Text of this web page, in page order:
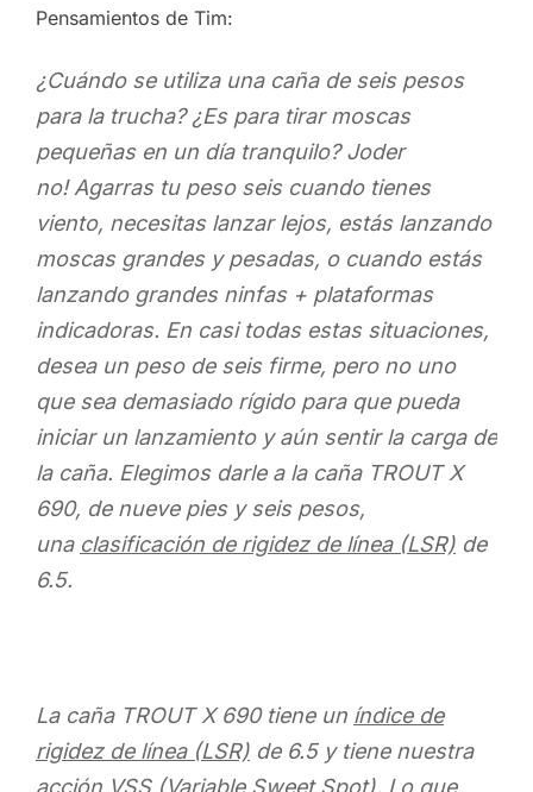
Pensamientos de Tim:
¿Cuándo se utiliza una caña de seis pesos
para la trucha? ¿Es para tirar moscas
pequeñas en un día tranquilo? Joder
no! Agarras tu peso seis cuando tienes
viento, necesitas lanzar lejos, estás lanzando
moscas grandes y pesadas, o cuando estás
lanzando grandes ninfas + plataformas
indicadoras. En casi todas estas situaciones,
desea un peso de seis firme, pero no uno
que sea demasiado rígido para que pueda
iniciar un lanzamiento y aún sentir la carga de
la caña. Elegimos darle a la caña TROUT X
690, de nueve pies y seis pesos,
una clasificación de rigidez de línea (LSR) de
6.5.
La caña TROUT X 690 tiene un índice de
rigidez de línea (LSR) de 6.5 y tiene nuestra
acción VSS (Variable Sweet Spot). Lo que